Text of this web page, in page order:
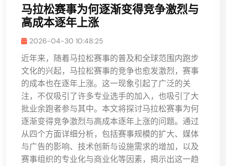
马拉松赛事为何逐渐变得竞争激烈与
高成本逐年上涨
2026-04-30 10:48:25
近年来，随着马拉松赛事的普及和全球范围内跑步
文化的兴起，马拉松赛事的竞争也愈发激烈，赛事
的成本也在逐年上涨。这一现象引起了广泛的关
注，不仅吸引了许多专业选手的加入，也吸引了大
批业余跑者参与其中。本文将探讨马拉松赛事为何
逐渐变得竞争激烈与高成本逐年上涨的问题。通过
从四个方面详细分析，包括赛事规模的扩大、媒体
与广告的影响、技术创新与设施需求的增加，以及
赛事组织的专业化与商业化等因素，揭示出这一趋